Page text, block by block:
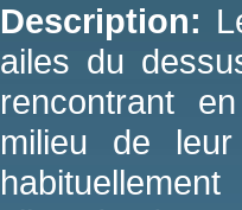
Description:
ailes du
rencontrant
milieu de